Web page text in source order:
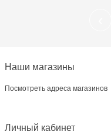
Наши магазины
Посмотреть адреса магазинов
Личный кабинет